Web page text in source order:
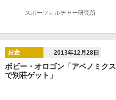
スポーツカルチャー研究所
お金 2013年12月28日
ボビー・オロゴン「アベノミクス
で別荘ゲット」